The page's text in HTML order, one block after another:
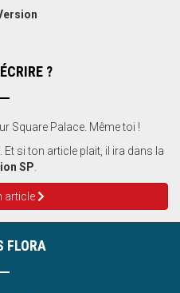
?
Square Palace. Même toi !
. Et si ton article plait, il ira dans la
SP
article
FLORA